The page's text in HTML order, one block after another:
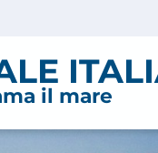
il mare